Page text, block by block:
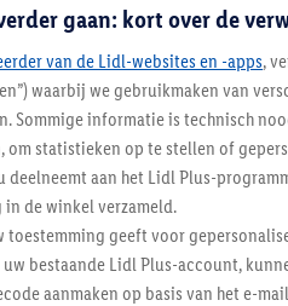
gaan: kort over de
van de Lidl-websites en -apps,
waarbij we gebruikmaken van
Sommige informatie is technisch
statistieken op te stellen of
deelneemt aan het Lidl Plus-
de winkel verzameld.
toestemming geeft voor
bestaande Lidl Plus-account,
aanmaken op basis van het e-